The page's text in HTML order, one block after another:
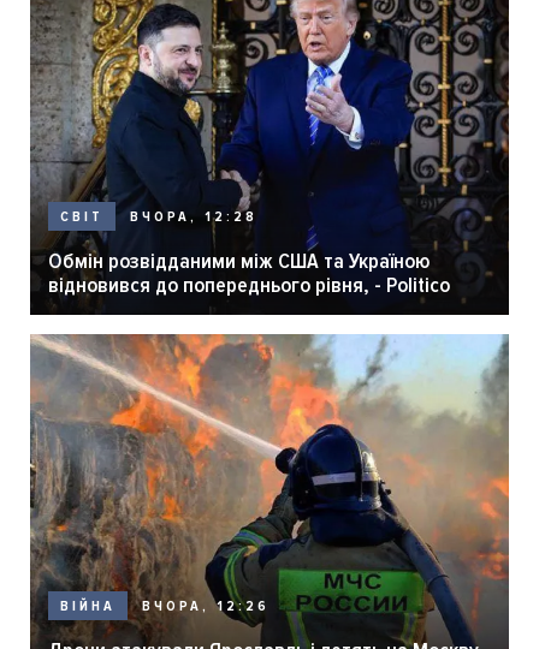
СВІТ ВЧОРА, 12:28
Обмін розвідданими між США та Україною
відновився до попереднього рівня, - Politico
ВІЙНА ВЧОРА, 12:26